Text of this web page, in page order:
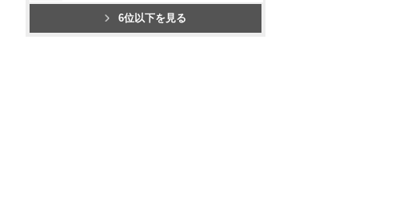
6位以下を見る